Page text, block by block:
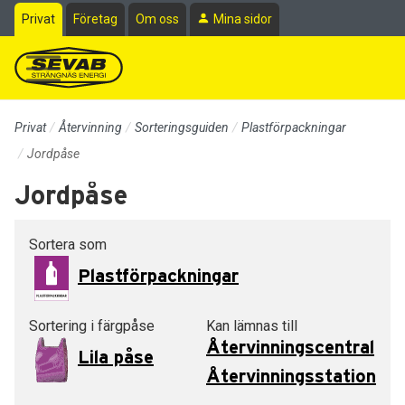
Till sidans huvudinnehåll
Privat Företag Om oss Mina sidor
Privat Återvinning Sorteringsguiden
Plastförpackningar
Jordpåse
Jordpåse
Sortera som
Plastförpackningar
Sortering i färgpåse
Lila påse
Kan lämnas till
Återvinningscentral
Återvinningsstation